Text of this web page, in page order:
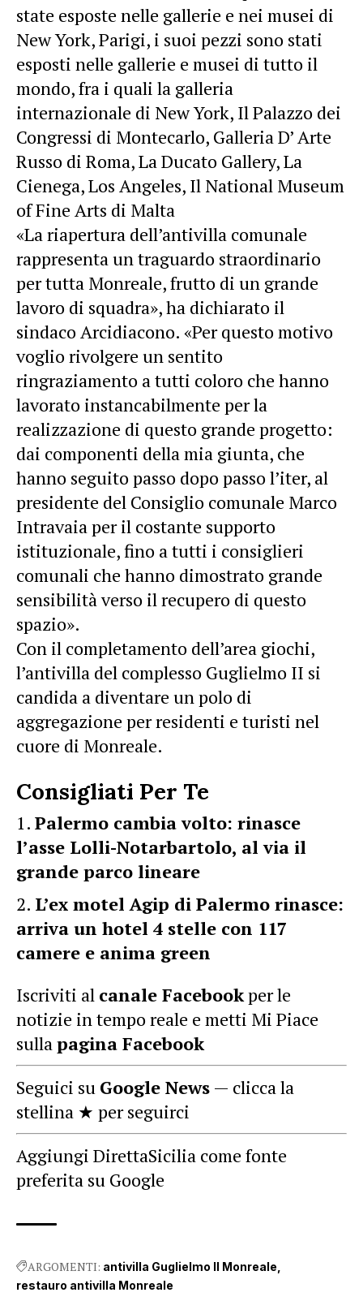
state esposte nelle gallerie e nei musei di
New York, Parigi, i suoi pezzi sono stati
esposti nelle gallerie e musei di tutto il
mondo, fra i quali la galleria
internazionale di New York, Il Palazzo dei
Congressi di Montecarlo, Galleria D’ Arte
Russo di Roma, La Ducato Gallery, La
Cienega, Los Angeles, Il National Museum
of Fine Arts di Malta
«La riapertura dell’antivilla comunale
rappresenta un traguardo straordinario
per tutta Monreale, frutto di un grande
lavoro di squadra», ha dichiarato il
sindaco Arcidiacono. «Per questo motivo
voglio rivolgere un sentito
ringraziamento a tutti coloro che hanno
lavorato instancabilmente per la
realizzazione di questo grande progetto:
dai componenti della mia giunta, che
hanno seguito passo dopo passo l’iter, al
presidente del Consiglio comunale Marco
Intravaia per il costante supporto
istituzionale, fino a tutti i consiglieri
comunali che hanno dimostrato grande
sensibilità verso il recupero di questo
spazio».
Con il completamento dell’area giochi,
l’antivilla del complesso Guglielmo II si
candida a diventare un polo di
aggregazione per residenti e turisti nel
cuore di Monreale.
Consigliati Per Te
Palermo cambia volto: rinasce
l’asse Lolli-Notarbartolo, al via il
grande parco lineare
L’ex motel Agip di Palermo rinasce:
arriva un hotel 4 stelle con 117
camere e anima green
Iscriviti al canale Facebookper le
notizie in tempo reale e metti Mi Piace
sullapagina Facebook
Seguici su Google News — clicca la
stellina ★ per seguirci
Aggiungi DirettaSicilia come fonte
preferita su Google
ARGOMENTI: antivilla Guglielmo II Monreale
restauro antivilla Monreale